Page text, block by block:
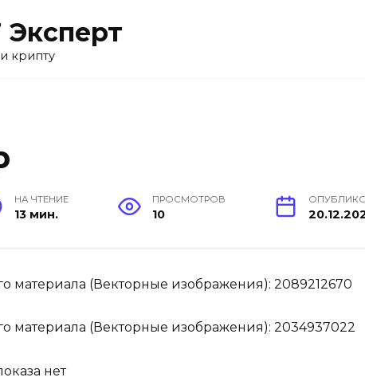
Эксперт
крипту
НА ЧТЕНИЕ
13 мин.
ПРОСМОТРОВ
10
материала (Векторные изображения): 2089212670
материала (Векторные изображения): 2034937022
нет